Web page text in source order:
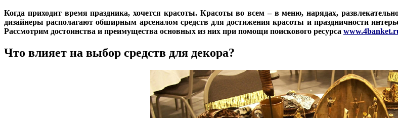
Когда приходит время праздника, хочется красоты. Красоты во всем – в меню, нарядах,
дизайнеры располагают обширным арсеналом средств для достижения красоты и праздничности
Рассмотрим достоинства и преимущества основных из них при помощи поискового ресурса
Что влияет на выбор средств для декора?